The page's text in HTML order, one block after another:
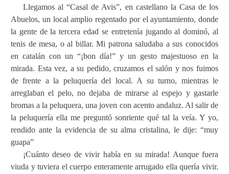
Llegamos al “Casal de Avis”, en castellano la Casa de los
Abuelos, un local amplio regentado por el ayuntamiento, donde
la gente de la tercera edad se entretenía jugando al dominó, al
tenis de mesa, o al billar. Mi patrona saludaba a sus conocidos
en catalán con un “¡bon día!” y un gesto majestuoso en la
mirada. Esta vez, a su pedido, cruzamos el salón y nos fuimos
de frente a la peluquería del local. A su turno, mientras le
arreglaban el pelo, no dejaba de mirarse al espejo y gastarle
bromas a la peluquera, una joven con acento andaluz. Al salir de
la peluquería ella me preguntó sonriente qué tal la veía. Y yo,
rendido ante la evidencia de su alma cristalina, le dije: “muy
guapa”
¡Cuánto deseo de vivir había en su mirada! Aunque fuera
viuda y tuviera el cuerpo enteramente arrugado ella quería vivir.